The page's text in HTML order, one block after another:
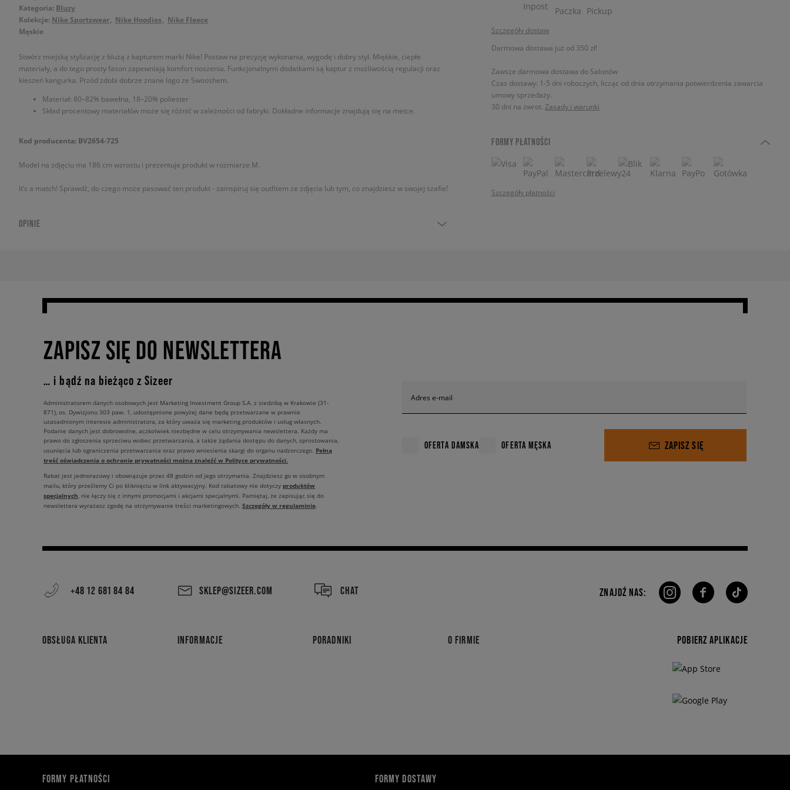
Kategoria: Bluzy
Kolekcje: Nike Sportswear Nike Hoodies
Nike Fleece
Męskie
Stwórz miejską stylizację z bluzą z kapturem marki Nike! Postaw na precyzję wykonania, wygodę i dobry styl. Miękkie, ciepłe
materiały, a do tego prosty fason zapewniają komfort noszenia. Funkcjonalnymi dodatkami są kaptur z możliwością regulacji oraz
kieszeń kangurka. Przód zdobi dobrze znane logo ze Swooshem.
Materiał: 80–82% bawełna, 18–20% poliester
Skład procentowy materiałów może się różnić w zależności od fabryki. Dokładne informacje znajdują się na metce.
Kod producenta: BV2654-725
Model na zdjęciu ma 186 cm wzrostu i prezentuje produkt w rozmiarze M.
It’s a match! Sprawdź, do czego może pasować ten produkt - zainspiruj się outfitem ze zdjęcia lub tym, co znajdziesz w swojej szafie!
OPINIE
Szczegóły dostaw
Darmowa dostawa już od 350 zł!
Zawsze darmowa dostawa do Salonów
Czas dostawy: 1-5 dni roboczych, licząc od dnia otrzymania potwierdzenia zawarcia
umowy sprzedaży.
30 dni na zwrot. Zasady i warunki
FORMY PŁATNOŚCI
Szczegóły płatności
ZAPISZ SIĘ DO NEWSLETTERA
… i bądź na bieżąco z Sizeer
Adres e-mail
OFERTA DAMSKA OFERTA MĘSKA ZAPISZ SIĘ
Administratorem danych osobowych jest Marketing Investment Group S.A. z siedzibą w Krakowie (31-
871), os. Dywizjonu 303 paw. 1, udostępnione powyżej dane będą przetwarzane w prawnie
uzasadnionym interesie administratora, za który uważa się marketing produktów i usług własnych.
Podanie danych jest dobrowolne, aczkolwiek niezbędne w celu otrzymywania newslettera. Każdy ma
prawo do zgłoszenia sprzeciwu wobec przetwarzania, a także żądania dostępu do danych, sprostowania,
usunięcia lub ograniczenia przetwarzania oraz prawo wniesienia skargi do organu nadzorczego. Pełną
treść oświadczenia o ochronie prywatności można znaleźć w Polityce prywatności.
Rabat jest jednorazowy i obowiązuje przez 48 godzin od jego otrzymania. Znajdziesz go w osobnym
mailu, który prześlemy Ci po kliknięciu w link aktywacyjny. Kod rabatowy nie dotyczy produktów
specjalnych, nie łączy się z innymi promocjami i akcjami specjalnymi. Pamiętaj, że zapisując się do
newslettera wyrażasz zgodę na otrzymywanie treści marketingowych. Szczegóły w regulaminie.
+48 12 681 84 84 SKLEP@SIZEER.COM CHAT
OBSŁUGA KLIENTA INFORMACJE PORADNIKI O FIRMIE
ZNAJDŹ NAS:
POBIERZ APLIKACJE
FORMY PŁATNOŚCI FORMY DOSTAWY